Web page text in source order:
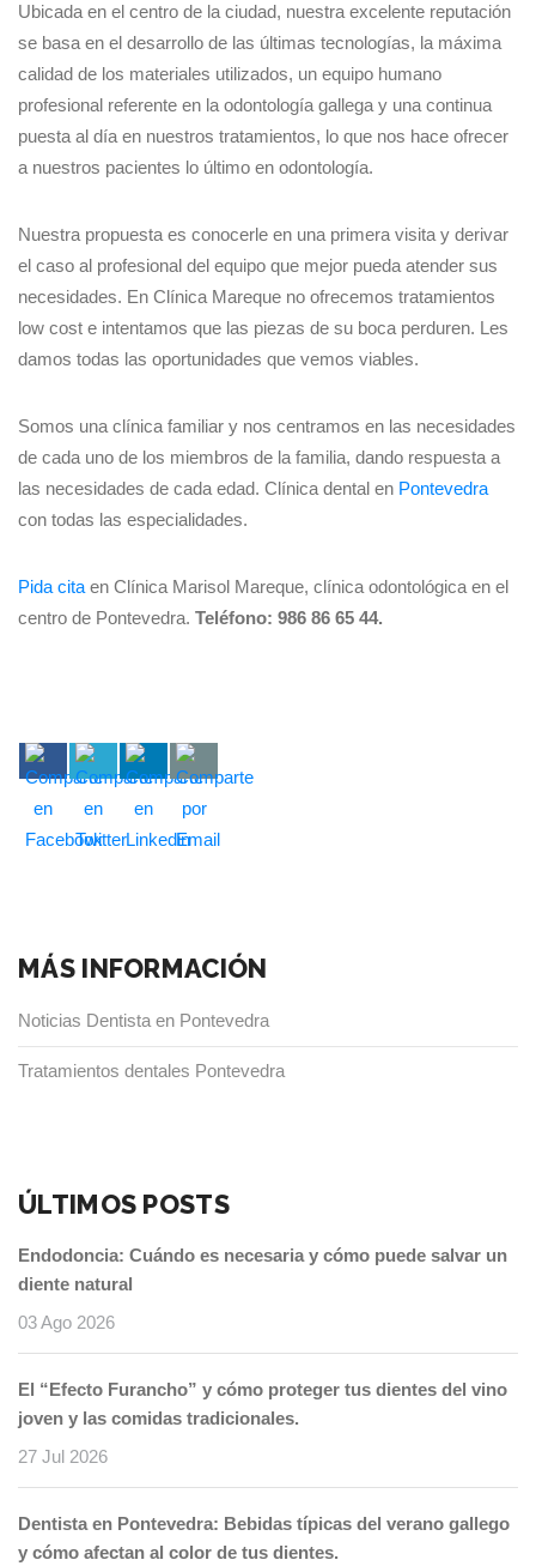
Ubicada en el centro de la ciudad, nuestra excelente reputación
se basa en el desarrollo de las últimas tecnologías, la máxima
calidad de los materiales utilizados, un equipo humano
profesional referente en la odontología gallega y una continua
puesta al día en nuestros tratamientos, lo que nos hace ofrecer
a nuestros pacientes lo último en odontología.
Nuestra propuesta es conocerle en una primera visita y derivar
el caso al profesional del equipo que mejor pueda atender sus
necesidades. En Clínica Mareque no ofrecemos tratamientos
low cost e intentamos que las piezas de su boca perduren. Les
damos todas las oportunidades que vemos viables.
Somos una clínica familiar y nos centramos en las necesidades
de cada uno de los miembros de la familia, dando respuesta a
las necesidades de cada edad. Clínica dental en Pontevedra
con todas las especialidades.
Pida cita en Clínica Marisol Mareque, clínica odontológica en el
centro de Pontevedra. Teléfono: 986 86 65 44.
MÁS INFORMACIÓN
Noticias Dentista en Pontevedra
Tratamientos dentales Pontevedra
ÚLTIMOS POSTS
Endodoncia: Cuándo es necesaria y cómo puede salvar un
diente natural
03 Ago 2026
El “Efecto Furancho” y cómo proteger tus dientes del vino
joven y las comidas tradicionales.
27 Jul 2026
Dentista en Pontevedra: Bebidas típicas del verano gallego
y cómo afectan al color de tus dientes.